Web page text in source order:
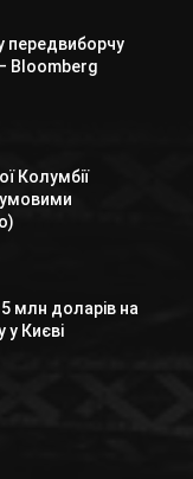
передвиборчу
Bloomberg
Колумбії
млн доларів на
Києві